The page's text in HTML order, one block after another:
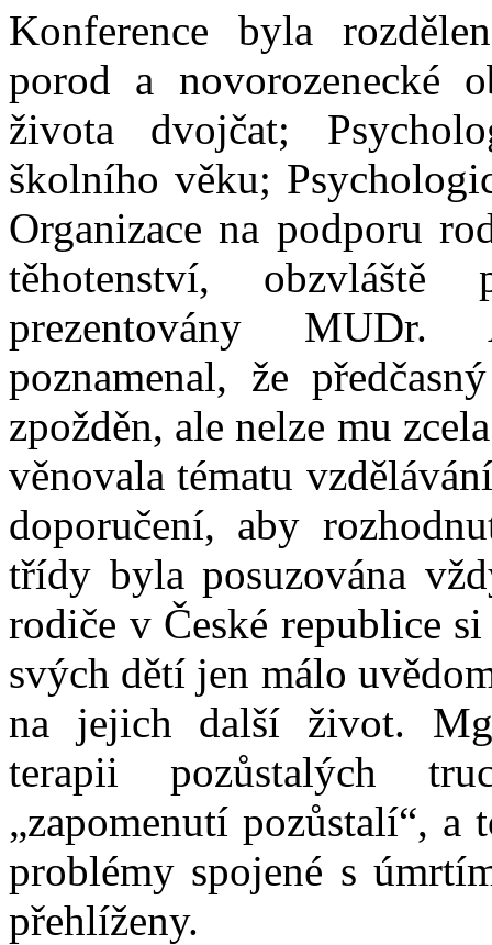
Konference byla
porod a
života dvojčat;
školního věku;
Organizace na podporu
těhotenství,
prezentovány MUDr.
poznamenal, že
zpožděn, ale nelze mu
věnovala tématu
doporučení, aby
třídy byla posuzována
rodiče v České republice
svých dětí jen málo
na jejich další život.
terapii pozůstalých
„zapomenutí pozůstalí“, a
problémy spojené s
přehlíženy.